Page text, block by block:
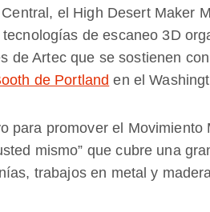
el High Desert Maker
de escaneo 3D
de Artec que se sostienen
de Portland en el
para promover el Movimiento
mismo” que cubre una
trabajos en metal y